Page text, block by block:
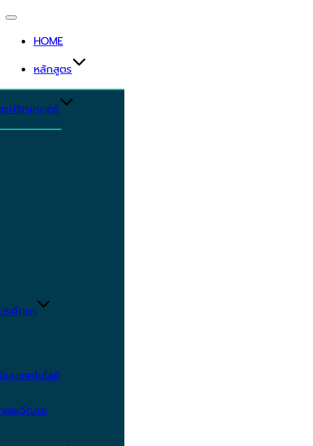
HOME
หลักสูตร
รปริญญาตรี
รศึกษา
ะเทคโนโลยี
และวัฒนะ